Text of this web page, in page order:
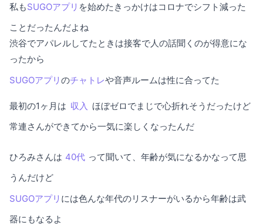
私もSUGOアプリ を始めたきっかけはコロナでシフト減った
ことだったんだよね
渋谷でアパレルしてたときは接客で人の話聞くのが得意にな
ったから
SUGOアプリ のチャトレや音声ルームは性に合ってた
最初の1ヶ月は 収入 ほぼゼロでまじで心折れそうだったけど
常連さんができてから一気に楽しくなったんだ
ひろみさんは 40代 って聞いて、年齢が気になるかなって思
うんだけど
SUGOアプリ には色んな年代のリスナーがいるから年齢は武
器にもなるよ